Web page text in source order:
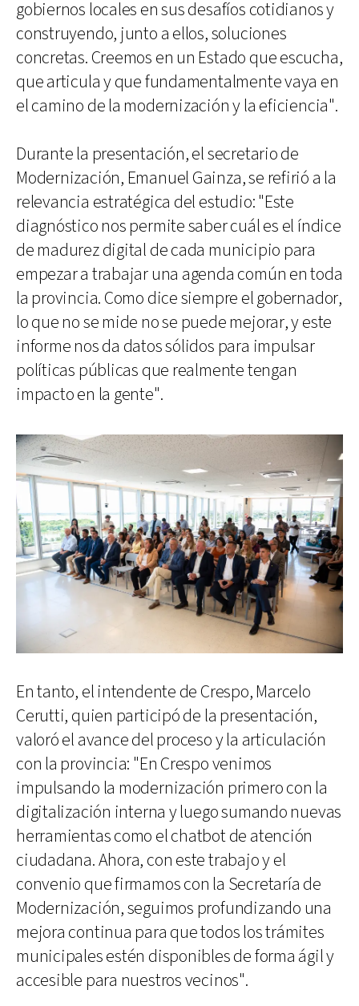
gobiernos locales en sus desafíos cotidianos y
construyendo, junto a ellos, soluciones
concretas. Creemos en un Estado que escucha,
que articula y que fundamentalmente vaya en
el camino de la modernización y la eficiencia".
Durante la presentación, el secretario de
Modernización, Emanuel Gainza, se refirió a la
relevancia estratégica del estudio: "Este
diagnóstico nos permite saber cuál es el índice
de madurez digital de cada municipio para
empezar a trabajar una agenda común en toda
la provincia. Como dice siempre el gobernador,
lo que no se mide no se puede mejorar, y este
informe nos da datos sólidos para impulsar
políticas públicas que realmente tengan
impacto en la gente".
En tanto, el intendente de Crespo, Marcelo
Cerutti, quien participó de la presentación,
valoró el avance del proceso y la articulación
con la provincia: "En Crespo venimos
impulsando la modernización primero con la
digitalización interna y luego sumando nuevas
herramientas como el chatbot de atención
ciudadana. Ahora, con este trabajo y el
convenio que firmamos con la Secretaría de
Modernización, seguimos profundizando una
mejora continua para que todos los trámites
municipales estén disponibles de forma ágil y
accesible para nuestros vecinos".